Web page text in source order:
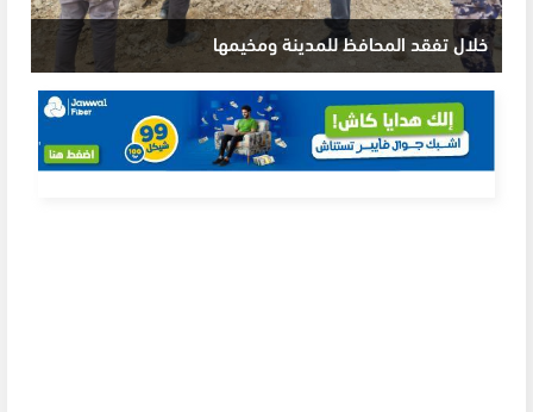
خلال تفقد المحافظ للمدينة ومخيمها